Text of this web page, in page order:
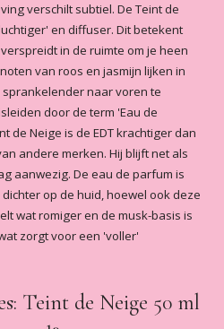
zo bijzonder
is heel speciaal en
09-18
de parfum bij
en bleef zo lang
ik dacht die
of het bij mij ook
dat deed het😍dus
2019-06-15
verschilt subtiel. De Teint de
en diffuser. Dit betekent
in de ruimte om je heen
van roos en jasmijn lijken in
naar voren te
door de term 'Eau de
de Neige is de EDT krachtiger dan
andere merken. Hij blijft net als
aanwezig. De eau de parfum is
op de huid, hoewel ook deze
wat romiger en de musk-basis is
zorgt voor een 'voller'
Teint de Neige 50 ml